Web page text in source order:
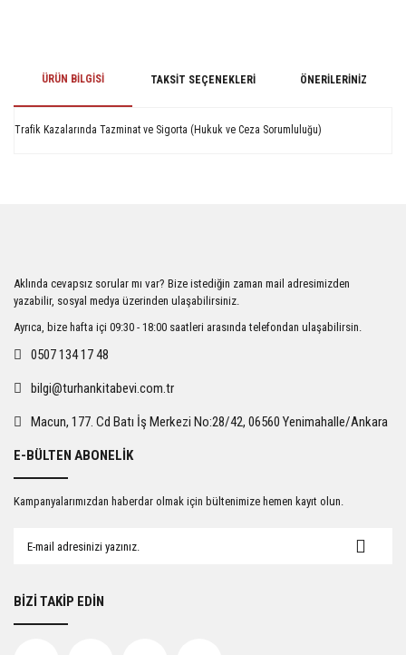
ÜRÜN BILGISI TAKSIT SEÇENEKLERI ÖNERILERINIZ
Trafik Kazalarında Tazminat ve Sigorta (Hukuk ve Ceza Sorumluluğu)
Ürün açıklamasında eksik bilgiler bulunuyor.
Ürün bilgilerinde hatalar bulunuyor.
Ürün fiyatı diğer sitelerden daha pahalı.
Gönder
Aklında cevapsız sorular mı var? Bize istediğin zaman mail adresimizden
yazabilir, sosyal medya üzerinden ulaşabilirsiniz.
Ayrıca, bize hafta içi 09:30 - 18:00 saatleri arasında telefondan ulaşabilirsin.
0507 134 17 48
bilgi@turhankitabevi.com.tr
Macun, 177. Cd Batı İş Merkezi No:28/42, 06560 Yenimahalle/Ankara
E-BÜLTEN ABONELİK
Kampanyalarımızdan haberdar olmak için bültenimize hemen kayıt olun.
BİZİ TAKİP EDİN